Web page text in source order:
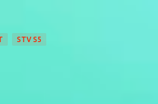
STV S5